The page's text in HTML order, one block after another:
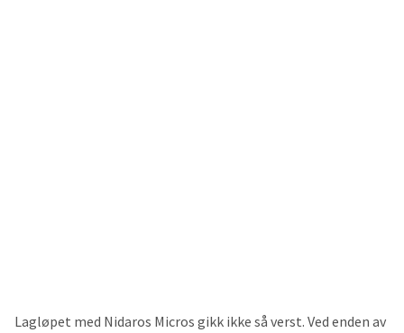
Lagløpet med Nidaros Micros gikk ikke så verst. Ved enden av